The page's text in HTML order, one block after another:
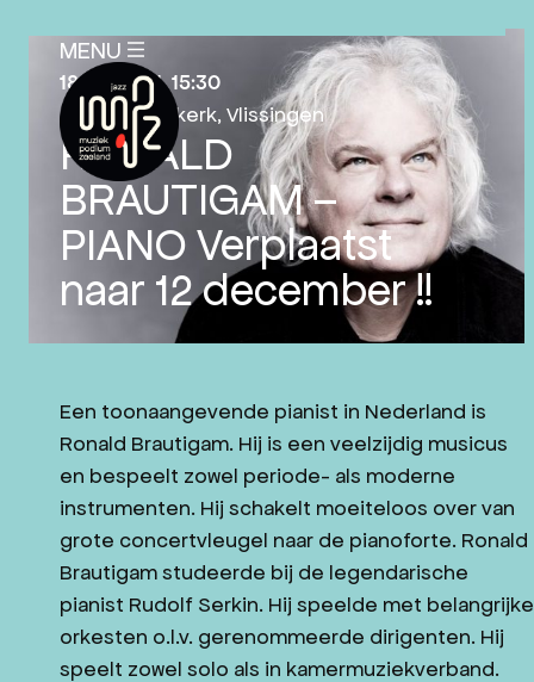
SLUITEN
X
AGENDA
PLAN JE BEZOEK
NIEUWS
OVER ONS
ANBI-STATUS
MISSIE EN VISIE MPZ
JAZZ IN ZEELAND
CONTACT
WORD VRIEND
MENU
18-04-2021, 15:30
Sint Jacobskerk, Vlissingen
RONALD
BRAUTIGAM –
PIANO Verplaatst
naar 12 december !!
Een toonaangevende pianist in Nederland is
Ronald Brautigam. Hij is een veelzijdig musicus
en bespeelt zowel periode- als moderne
instrumenten. Hij schakelt moeiteloos over van
grote concertvleugel naar de pianoforte. Ronald
Brautigam studeerde bij de legendarische
pianist Rudolf Serkin. Hij speelde met belangrijke
orkesten o.l.v. gerenommeerde dirigenten. Hij
speelt zowel solo als in kamermuziekverband.